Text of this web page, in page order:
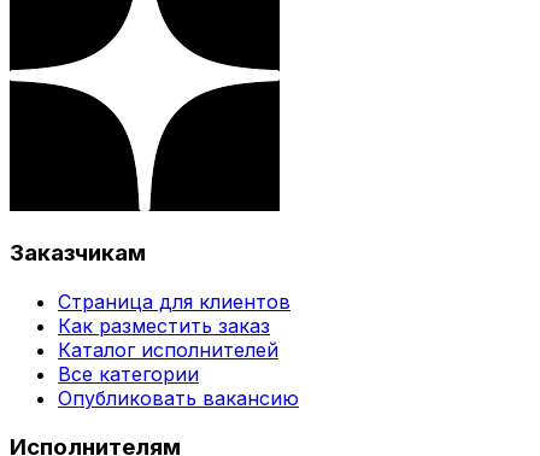
Заказчикам
Страница для клиентов
Как разместить заказ
Каталог исполнителей
Все категории
Опубликовать вакансию
Исполнителям